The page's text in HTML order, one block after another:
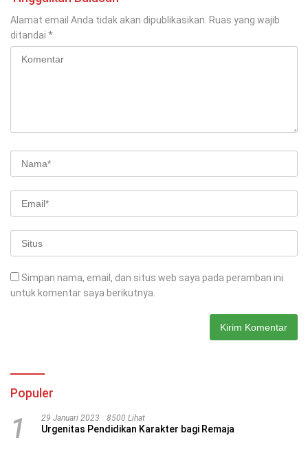
Alamat email Anda tidak akan dipublikasikan. Ruas yang wajib
ditandai *
Simpan nama, email, dan situs web saya pada peramban ini
untuk komentar saya berikutnya.
Populer
1 29 Januari 2023 8500 Lihat
Urgenitas Pendidikan Karakter bagi Remaja